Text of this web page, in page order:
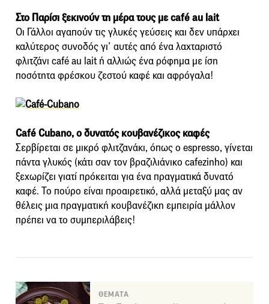
Στο Παρίσι ξεκινούν τη μέρα τους με café au lait
Οι Γάλλοι αγαπούν τις γλυκές γεύσεις και δεν υπάρχει
καλύτερος συνοδός γι’ αυτές από ένα λαχταριστό
φλιτζάνι café au lait ή αλλιώς ένα ρόφημα με ίση
ποσότητα φρέσκου ζεστού καφέ και αφρόγαλα!
Café Cubano, ο δυνατός κουβανέζικος καφές
Σερβίρεται σε μικρό φλιτζανάκι, όπως ο espresso, γίνεται
πάντα γλυκός (κάτι σαν τον βραζιλιάνικο cafezinho) και
ξεχωρίζει γιατί πρόκειται για ένα πραγματικά δυνατό
καφέ. Το πούρο είναι προαιρετικό, αλλά μεταξύ μας αν
θέλεις μια πραγματική κουβανέζικη εμπειρία μάλλον
πρέπει να το συμπεριλάβεις!
ΘΕΜΑΤΑ